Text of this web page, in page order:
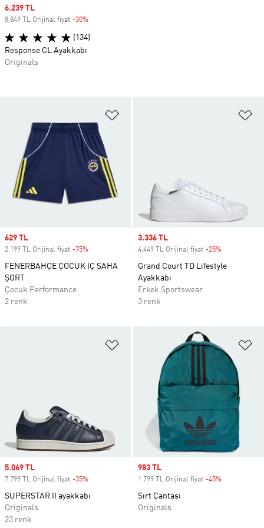
Sale price
629 TL
2.199 TL Orijinal fiyat -75%
FENERBAHÇE ÇOCUK İÇ SAHA
ŞORT
Çocuk Performance
2 renk
Sale price
3.336 TL
4.449 TL Orijinal fiyat -25%
Grand Court TD Lifestyle
Ayakkabı
Erkek Sportswear
3 renk
Favori Listesine Ekle
Sale price
5.069 TL
7.799 TL Orijinal fiyat -35%
SUPERSTAR II ayakkabı
Originals
23 renk
Sale price
983 TL
1.799 TL Orijinal fiyat -45%
Sırt Çantası
Originals
Sale price
6.239 TL
8.849 TL Orijinal fiyat -30%
(134)
Response CL Ayakkabı
Originals